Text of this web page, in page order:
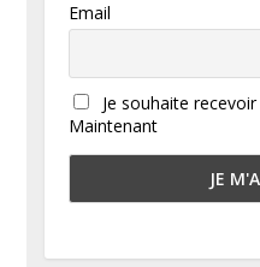
Email
Je souhaite
Maintenant